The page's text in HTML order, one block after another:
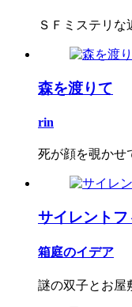
ＳＦミステリな
森を渡りて
rin
死が顔を覗かせ
サイレント
箱庭のイデア
謎の双子とお屋